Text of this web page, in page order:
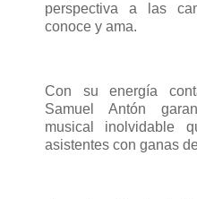
perspectiva a las
conoce y ama.
Con su energía
Samuel Antón
musical inolvidable
asistentes con ganas